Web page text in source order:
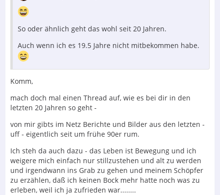
So oder ähnlich geht das wohl seit 20 Jahren.
Auch wenn ich es 19.5 Jahre nicht mitbekommen habe.
Komm,
mach doch mal einen Thread auf, wie es bei dir in den
letzten 20 Jahren so geht -
von mir gibts im Netz Berichte und Bilder aus den letzten -
uff - eigentlich seit um frühe 90er rum.
Ich steh da auch dazu - das Leben ist Bewegung und ich
weigere mich einfach nur stillzustehen und alt zu werden
und irgendwann ins Grab zu gehen und meinem Schöpfer
zu erzählen, daß ich keinen Bock mehr hatte noch was zu
erleben, weil ich ja zufrieden war........